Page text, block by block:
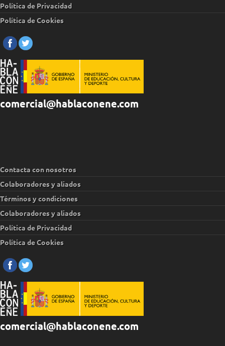
Política de Privacidad
Política de Cookies
comercial@hablaconene.com
Contacta con nosotros
Colaboradores y aliados
Términos y condiciones
Colaboradores y aliados
Política de Privacidad
Política de Cookies
comercial@hablaconene.com